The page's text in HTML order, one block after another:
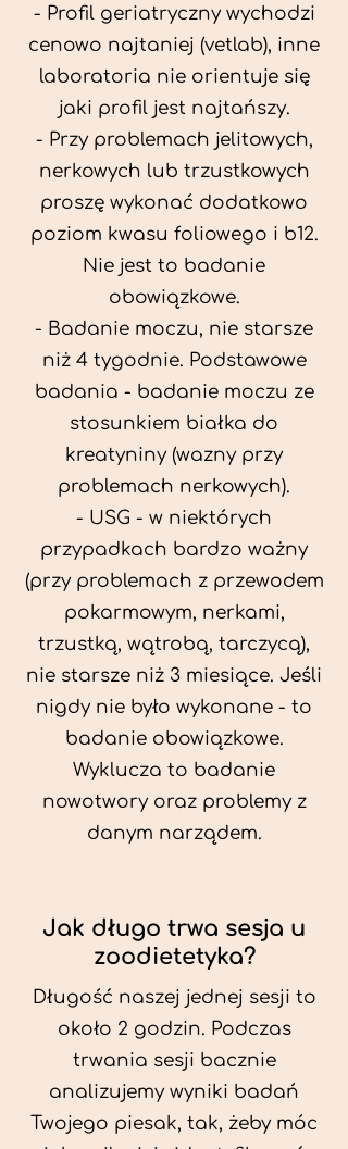
- Profil geriatryczny wychodzi
cenowo najtaniej (vetlab), inne
laboratoria nie orientuje się
jaki profil jest najtańszy.
- Przy problemach jelitowych,
nerkowych lub trzustkowych
proszę wykonać dodatkowo
poziom kwasu foliowego i b12.
Nie jest to badanie
obowiązkowe.
- Badanie moczu, nie starsze
niż 4 tygodnie. Podstawowe
badania - badanie moczu ze
stosunkiem białka do
kreatyniny (wazny przy
problemach nerkowych).
- USG - w niektórych
przypadkach bardzo ważny
(przy problemach z przewodem
pokarmowym, nerkami,
trzustką, wątrobą, tarczycą),
nie starsze niż 3 miesiące. Jeśli
nigdy nie było wykonane - to
badanie obowiązkowe.
Wyklucza to badanie
nowotwory oraz problemy z
danym narządem.
Jak długo trwa sesja u
zoodietetyka?
Długość naszej jednej sesji to
około 2 godzin. Podczas
trwania sesji bacznie
analizujemy wyniki badań
Twojego piesak, tak, żeby móc